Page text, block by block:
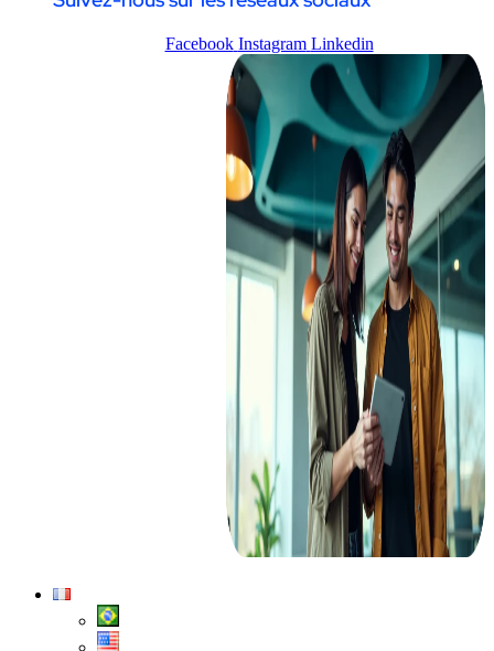
Facebook Instagram Linkedin